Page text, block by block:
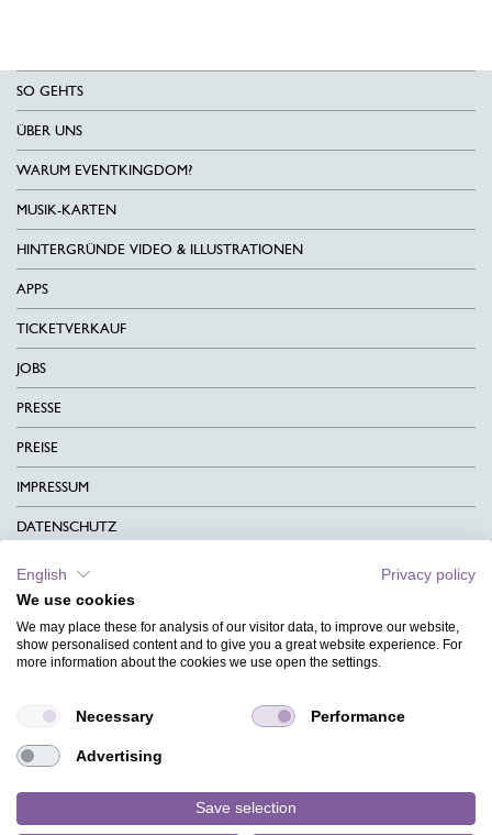
SO GEHTS
ÜBER UNS
WARUM EVENTKINGDOM?
MUSIK-KARTEN
HINTERGRÜNDE VIDEO & ILLUSTRATIONEN
APPS
TICKETVERKAUF
JOBS
PRESSE
PREISE
IMPRESSUM
DATENSCHUTZ
KONTAKT
AGB
CHARITY
MAGAZIN
HILFE
English
Privacy policy
We use cookies
We may place these for analysis of our visitor data, to improve our website,
show personalised content and to give you a great website experience. For
more information about the cookies we use open the settings.
Necessary Performance
Advertising
Save selection